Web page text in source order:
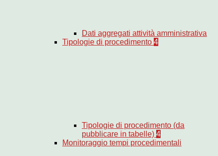
Dati aggregati attività amministrativa
Tipologie di procedimento 4
Tipologie di procedimento (da
pubblicare in tabelle) 4
Monitoraggio tempi procedimentali